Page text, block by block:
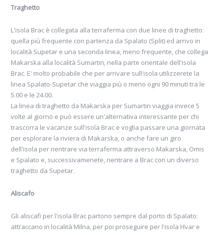
Traghetto
L'isola Brac è collegata alla terraferma con due linee di traghetto:
quella più frequente con partenza da Spalato (Split) ed arrivo in
località Supetar e una seconda linea, meno frequente, che collega
Makarska alla località Sumartin, nella parte orientale dell'isola
Brac. E' molto probabile che per arrivare sull'isola utilizzerete la
linea Spalato-Supetar che viaggia più o meno ogni 90 minuti tra le
5.00 e le 24.00.
La linea di traghetto da Makarska per Sumartin viaggia invece 5
volte al giorno e può essere un'alternativa interessante per chi
trascorra le vacanze sull'isola Brac e voglia passare una giornata
per esplorare la riviera di Makarska, o anche fare un giro
dell'isola per rientrare via terraferma attraverso Makarska, Omis
e Spalato e, successivamenete, rientrare a Brac con un diverso
traghetto da Supetar.
Aliscafo
Gli aliscafi per l'isola Brac partono sempre dal porto di Spalato:
attraccano in località Milna, per poi proseguire per l'isola Hvar e